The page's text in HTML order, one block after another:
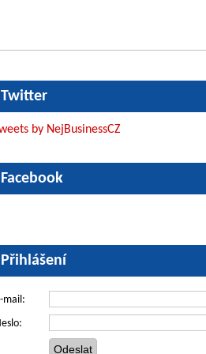
Twitter
by NejBusinessCZ
Facebook
Přihlášení
mail: